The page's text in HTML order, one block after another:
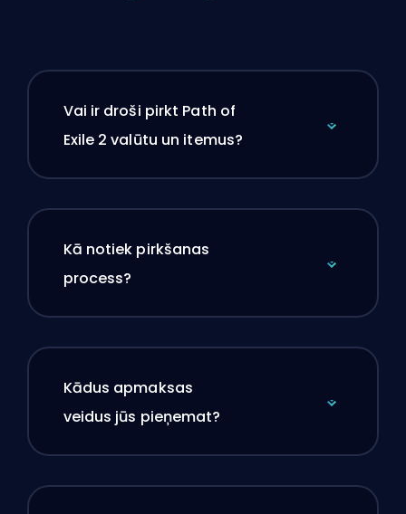
Vai ir droši pirkt Path of
Exile 2 valūtu un itemus?
Kā notiek pirkšanas
process?
Kādus apmaksas
veidus jūs pieņemat?